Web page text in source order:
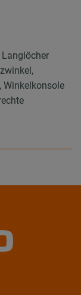
Winkelkonsole